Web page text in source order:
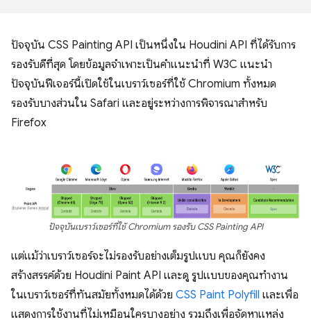
ปัจจุบัน CSS Painting API เป็นหนึ่งใน Houdini API ที่ได้รับการ
รองรับดีที่สุด โดยข้อมูลจำเพาะเป็นคำแนะนำที่ W3C แนะนำ
ปัจจุบันฟีเจอร์นี้เปิดใช้ในเบราว์เซอร์ที่ใช้ Chromium ทั้งหมด
รองรับบางส่วนใน Safari และอยู่ระหว่างการพิจารณาสำหรับ
Firefox
ปัจจุบันเบราว์เซอร์ที่ใช้ Chromium รองรับ CSS Painting API
แต่แม้ว่าเบราว์เซอร์จะไม่รองรับอย่างเต็มรูปแบบ คุณก็ยังคง
สร้างสรรค์ด้วย Houdini Paint API และดู รูปแบบของคุณทำงาน
ในเบราว์เซอร์ที่ทันสมัยทั้งหมดได้ด้วย CSS Paint Polyfill และเพื่อ
แสดงการใช้งานที่ไม่เหมือนใครบางอย่าง รวมถึงเพื่อจัดหาแหล่ง